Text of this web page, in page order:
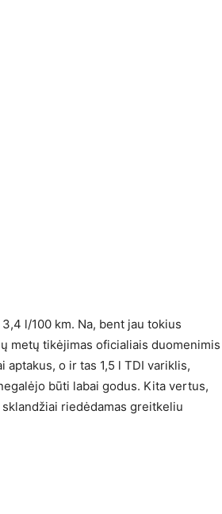
l/100 km. Na, bent jau tokius
metų tikėjimas oficialiais duomenimis
aptakus, o ir tas 1,5 l TDI variklis,
būti labai godus. Kita vertus,
riedėdamas greitkeliu